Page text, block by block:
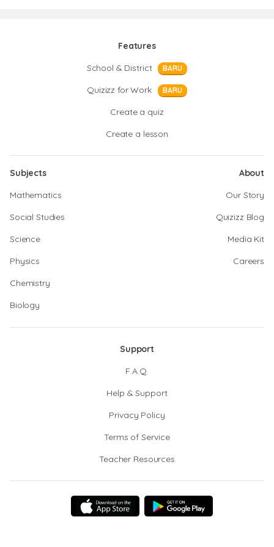
Features
School & District
BARU
Quizizz for Work BARU
Create a quiz
Create a lesson
Subjects
Mathematics
Social Studies
Science
Physics
Chemistry
Biology
About
Our Story
Quizizz Blog
Media Kit
Careers
Support
F.A.Q.
Help & Support
Privacy Policy
Terms of Service
Teacher Resources